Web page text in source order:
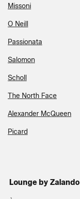
Missoni
O Neill
Passionata
Salomon
Scholl
The North Face
Alexander McQueen
Picard
Lounge by Zalando